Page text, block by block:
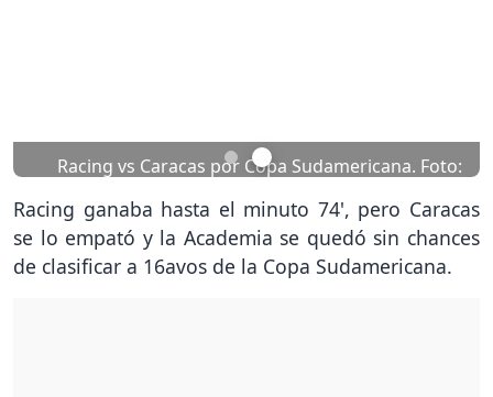
Racing vs Caracas por Copa Sudamericana. Foto:
Racing ganaba hasta el minuto 74', pero Caracas
se lo empató y la Academia se quedó sin chances
de clasificar a 16avos de la Copa Sudamericana.